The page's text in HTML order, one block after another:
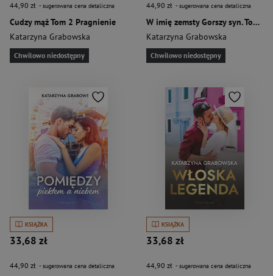
44,90 zł - sugerowana cena detaliczna
Cudzy mąż Tom 2 Pragnienie
Katarzyna Grabowska
Chwilowo niedostępny
44,90 zł - sugerowana cena detaliczna
W imię zemsty Gorszy syn. Tom 1:
Katarzyna Grabowska
Chwilowo niedostępny
KSIĄŻKA
33,68 zł
44,90 zł - sugerowana cena detaliczna
KSIĄŻKA
33,68 zł
44,90 zł - sugerowana cena detaliczna